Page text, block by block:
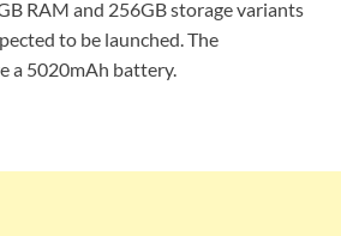
RAM and 256GB storage variants
to be launched. The
a 5020mAh battery.